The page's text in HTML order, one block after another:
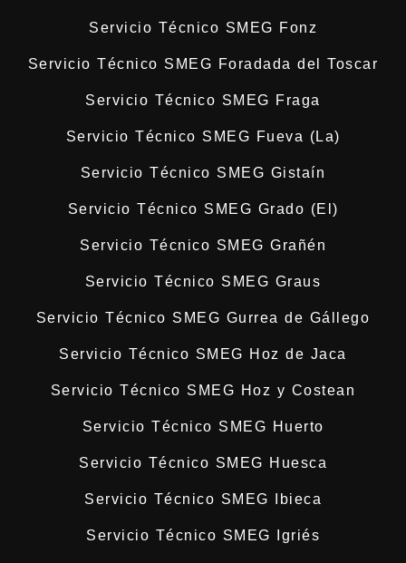
Servicio Técnico SMEG Fonz
Servicio Técnico SMEG Foradada del Toscar
Servicio Técnico SMEG Fraga
Servicio Técnico SMEG Fueva (La)
Servicio Técnico SMEG Gistaín
Servicio Técnico SMEG Grado (El)
Servicio Técnico SMEG Grañén
Servicio Técnico SMEG Graus
Servicio Técnico SMEG Gurrea de Gállego
Servicio Técnico SMEG Hoz de Jaca
Servicio Técnico SMEG Hoz y Costean
Servicio Técnico SMEG Huerto
Servicio Técnico SMEG Huesca
Servicio Técnico SMEG Ibieca
Servicio Técnico SMEG Igriés